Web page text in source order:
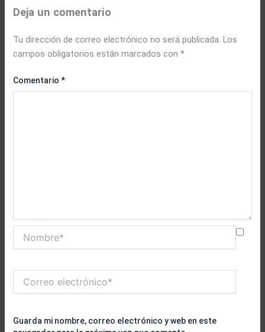
Deja un comentario
Tu dirección de correo electrónico no será publicada. Los
campos obligatorios están marcados con*
Comentario*
electrónico*
Guarda mi nombre, correo electrónico y web en este